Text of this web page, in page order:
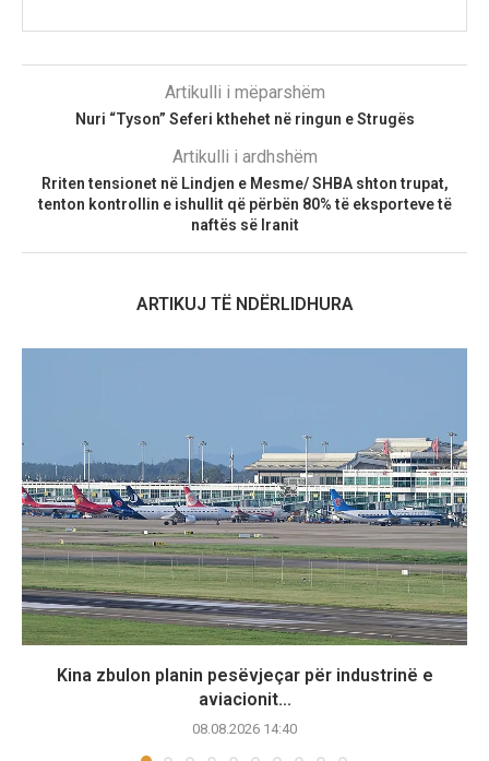
Artikulli i mëparshëm
Nuri “Tyson” Seferi kthehet në ringun e Strugës
Artikulli i ardhshëm
Rriten tensionet në Lindjen e Mesme/ SHBA shton trupat,
tenton kontrollin e ishullit që përbën 80% të eksporteve të
naftës së Iranit
ARTIKUJ TË NDËRLIDHURA
Kina zbulon planin pesëvjeçar për industrinë e
aviacionit...
08.08.2026 14:40